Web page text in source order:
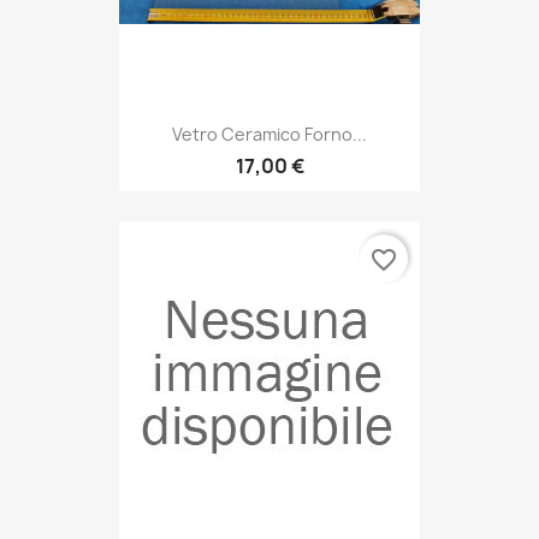
Vetro Ceramico Forno...
17,00 €
favorite_border